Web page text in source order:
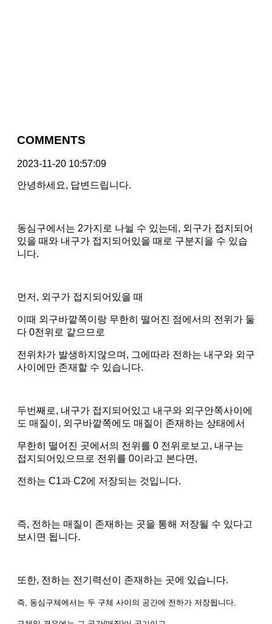
COMMENTS
2023-11-20 10:57:09
안녕하세요, 답변드립니다.
동심구에서는 2가지로 나뉠 수 있는데, 외구가 접지되어
있을 때와 내구가 접지되어있을 때로 구분지을 수 있습
니다.
먼저, 외구가 접지되어있을 때
이때 외구바깥쪽이랑 무한히 떨어진 점에서의 전위가 둘
다 0전위로 같으므로
전위차가 발생하지않으며, 그에따라 전하는 내구와 외구
사이에만 존재할 수 있습니다.
두번째로, 내구가 접지되어있고 내구와 외구안쪽사이에
도 매질이, 외구바깥쪽에도 매질이 존재하는 상태에서
무한히 떨어진 곳에서의 전위를 0 전위로보고, 내구는
접지되어있으므로 전위를 0이라고 본다면,
전하는 C1과 C2에 저장되는 것입니다.
즉, 전하는 매질이 존재하는 곳을 통해 저장될 수 있다고
보시면 됩니다.
또한, 전하는 전기력선이 존재하는 곳에 있습니다.
즉, 동심구체에서는 두 구체 사이의 공간에 전하가 저장됩니다.